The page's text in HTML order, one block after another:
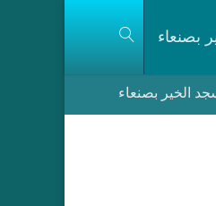
بصنعاء
الخير بصنعاء